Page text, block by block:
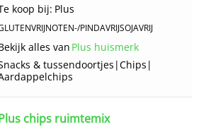
koop bij: Plus
NOTEN-/PINDAVRIJSOJAVRIJ
alles van Plus huismerk
& tussendoortjes |Chips |
chips ruimtemix